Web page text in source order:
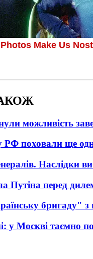
можливість
РФ поховали ще
Наслідки
Путіна перед
бригаду" з
у Москві таємно